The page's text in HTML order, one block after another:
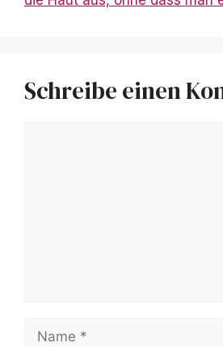
Schreibe einen
Name